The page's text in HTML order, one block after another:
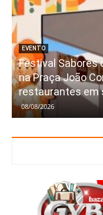
EVENTO
Festival Sabores
na Praça João
restaurantes em
08/08/2026